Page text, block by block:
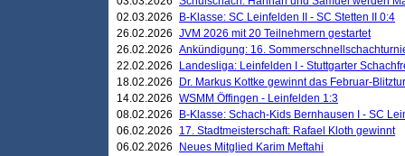
02.03.2026
B-Klasse: SC Leinfelden II - SC Stetten II 0:4
26.02.2026 JVM 2026 mit 20 Teilnehmern gestartet
26.02.2026 Ankündigung: 16.
22.02.2026
Landesliga: Leinfelden I - Stuttgarter
18.02.2026
Dr. Markus Kottke gewinnt das Februar-
14.02.2026 WSMM Öffingen - Leinfelden 1:3
08.02.2026
B-Klasse: Schach-Kids Bernhausen I - SC
06.02.2026
17. Stadtmeisterschaft: Rafael Kloth gewinnt
06.02.2026
Neues Mitglied Karim Meftahi